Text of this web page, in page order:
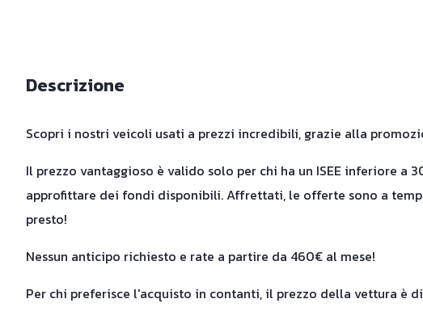
Descrizione
Scopri i nostri veicoli usati a prezzi incredibili, grazie alla
Il prezzo vantaggioso è valido solo per chi ha un ISEE inferiore a
approfittare dei fondi disponibili. Affrettati, le offerte sono a
presto!
Nessun anticipo richiesto e rate a partire da 460€ al mese!
Per chi preferisce l'acquisto in contanti, il prezzo della vettura è